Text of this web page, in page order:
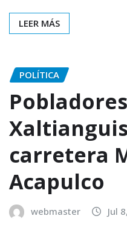
LEER MÁS
POLÍTICA
carretera
Acapulco
webmaster Jul